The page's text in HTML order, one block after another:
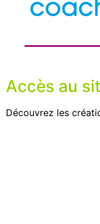
Accès au
Découvrez les